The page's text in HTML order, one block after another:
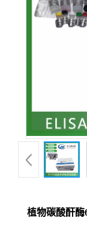
植物碳酸酐酶